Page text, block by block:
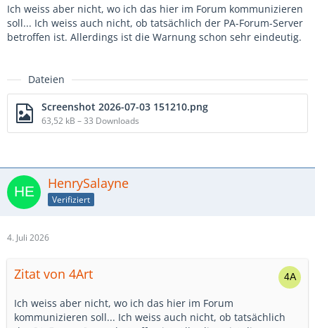
Ich weiss aber nicht, wo ich das hier im Forum kommunizieren
soll... Ich weiss auch nicht, ob tatsächlich der PA-Forum-Server
betroffen ist. Allerdings ist die Warnung schon sehr eindeutig.
Dateien
Screenshot 2026-07-03 151210.png
63,52 kB – 33 Downloads
HenrySalayne
Verifiziert
4. Juli 2026
Zitat von 4Art
Ich weiss aber nicht, wo ich das hier im Forum
kommunizieren soll... Ich weiss auch nicht, ob tatsächlich